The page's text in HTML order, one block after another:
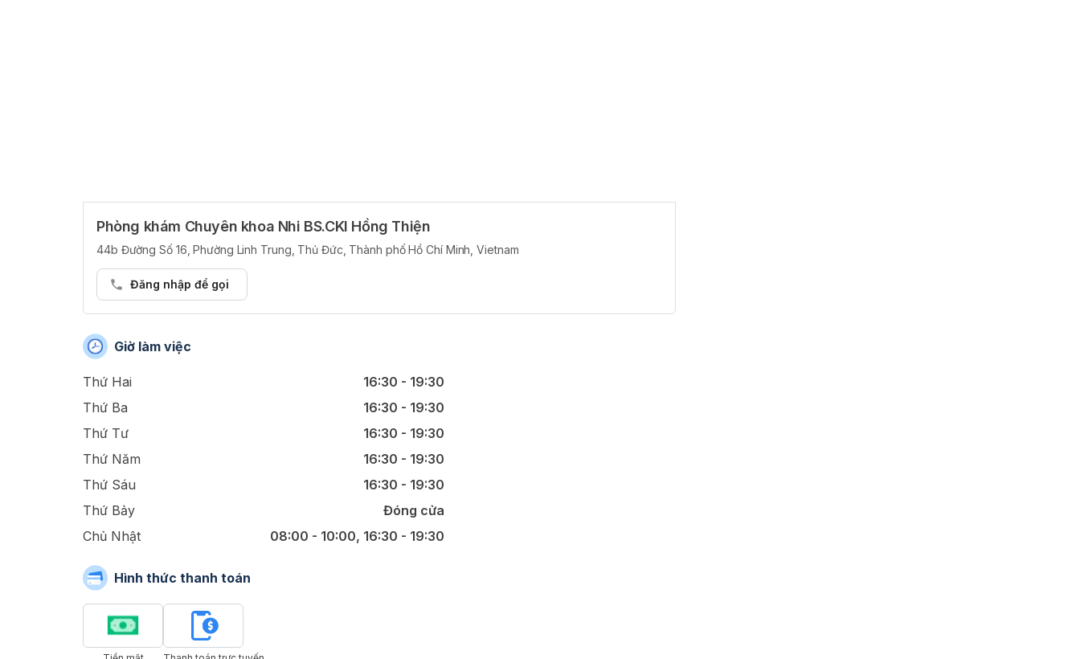
Phòng khám Chuyên khoa Nhi BS.CKI Hồng Thiện
44b Đường Số 16, Phường Linh Trung, Thủ Đức, Thành phố Hồ Chí Minh, Vietnam
Đăng nhập để gọi
Giờ làm việc
Thứ Hai
16:30 - 19:30
Thứ Ba
16:30 - 19:30
Thứ Tư
16:30 - 19:30
Thứ Năm
16:30 - 19:30
Thứ Sáu
16:30 - 19:30
Thứ Bảy
Đóng cửa
Chủ Nhật
08:00 - 10:00, 16:30 - 19:30
Hình thức thanh toán